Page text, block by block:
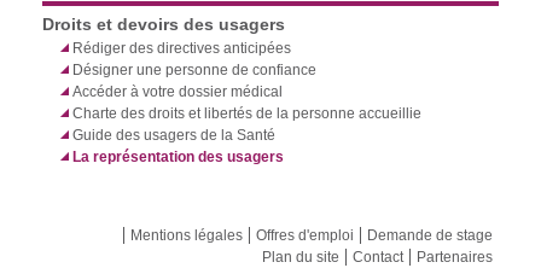
Droits et devoirs des usagers
Rédiger des directives anticipées
Désigner une personne de confiance
Accéder à votre dossier médical
Charte des droits et libertés de la personne accueillie
Guide des usagers de la Santé
La représentation des usagers
Demande de stage
Offres d'emploi
Mentions légales
Partenaires
Contact
Plan du site